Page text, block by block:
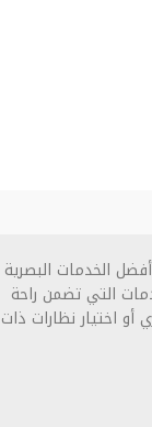
الخدمات البصرية
التي تضمن راحة
اختيار نظارات ذات